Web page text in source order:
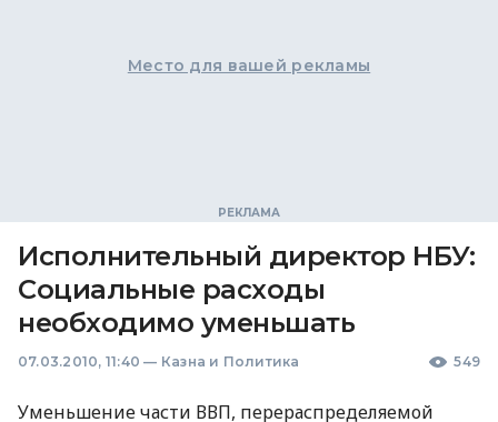
Место для вашей рекламы
Исполнительный директор НБУ:
Социальные расходы
необходимо уменьшать
07.03.2010, 11:40 — Казна и Политика 549
Уменьшение части ВВП, перераспределяемой